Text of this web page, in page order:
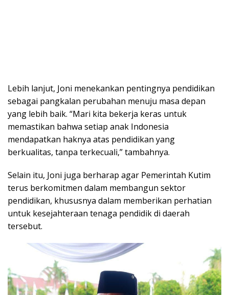
Lebih lanjut, Joni menekankan pentingnya pendidikan
sebagai pangkalan perubahan menuju masa depan
yang lebih baik. “Mari kita bekerja keras untuk
memastikan bahwa setiap anak Indonesia
mendapatkan haknya atas pendidikan yang
berkualitas, tanpa terkecuali,” tambahnya.
Selain itu, Joni juga berharap agar Pemerintah Kutim
terus berkomitmen dalam membangun sektor
pendidikan, khususnya dalam memberikan perhatian
untuk kesejahteraan tenaga pendidik di daerah
tersebut.